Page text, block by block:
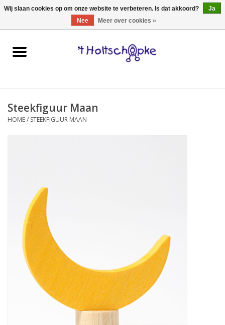
0 Artikelen - €0,00
Home
spellen
hebbedingen
kinderkamer
eten & drinken
knuffels
Steekfiguur Maan
HOME/ STEEKFIGUUR MAAN
Wij slaan cookies op om onze website te verbeteren. Is dat akkoord?
Ja
Nee
Meer over cookies »